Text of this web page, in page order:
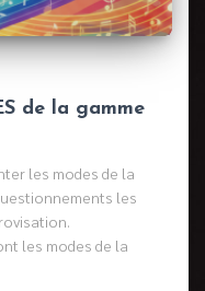
de la gamme
les modes de la
les
les modes de la